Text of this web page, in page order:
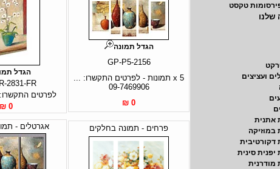
טקסט
שלנו
ועציצים
אתנית
במוזיקה
דקורטיבית
יפנית סינית
מודרנית
הגדל תמונה
GP-P5-2156
5 x תמונות - לפרטים התקשרו: ...
09-7469906
0 ₪
הגדל
2831-FR
לפרטים התקשרו: 09-
0 ₪
פרחים - תמונה בחלקים
אגרטלים -